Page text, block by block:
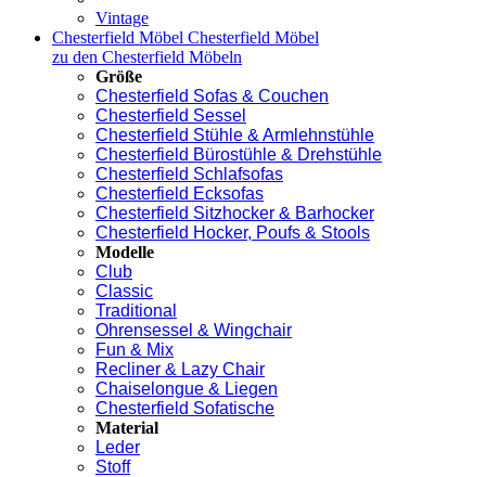
Vintage
Chesterfield Möbel Chesterfield Möbel
zu den Chesterfield Möbeln
Größe
Chesterfield Sofas & Couchen
Chesterfield Sessel
Chesterfield Stühle & Armlehnstühle
Chesterfield Bürostühle & Drehstühle
Chesterfield Schlafsofas
Chesterfield Ecksofas
Chesterfield Sitzhocker & Barhocker
Chesterfield Hocker, Poufs & Stools
Modelle
Club
Classic
Traditional
Ohrensessel & Wingchair
Fun & Mix
Recliner & Lazy Chair
Chaiselongue & Liegen
Chesterfield Sofatische
Material
Leder
Stoff